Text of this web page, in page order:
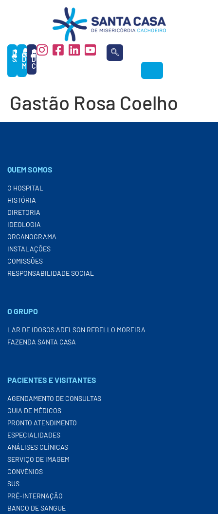
DOAÇÃO
SANGUE
ÁREA
DO
MÉDICO
PORTAL
DO
COLABORADOR
Gastão Rosa Coelho
QUEM SOMOS
O HOSPITAL
HISTÓRIA
DIRETORIA
IDEOLOGIA
ORGANOGRAMA
INSTALAÇÕES
COMISSÕES
RESPONSABILIDADE SOCIAL
O GRUPO
LAR DE IDOSOS ADELSON REBELLO MOREIRA
FAZENDA SANTA CASA
PACIENTES E VISITANTES
AGENDAMENTO DE CONSULTAS
GUIA DE MÉDICOS
PRONTO ATENDIMENTO
ESPECIALIDADES
ANÁLISES CLÍNICAS
SERVIÇO DE IMAGEM
CONVÊNIOS
SUS
PRÉ-INTERNAÇÃO
BANCO DE SANGUE